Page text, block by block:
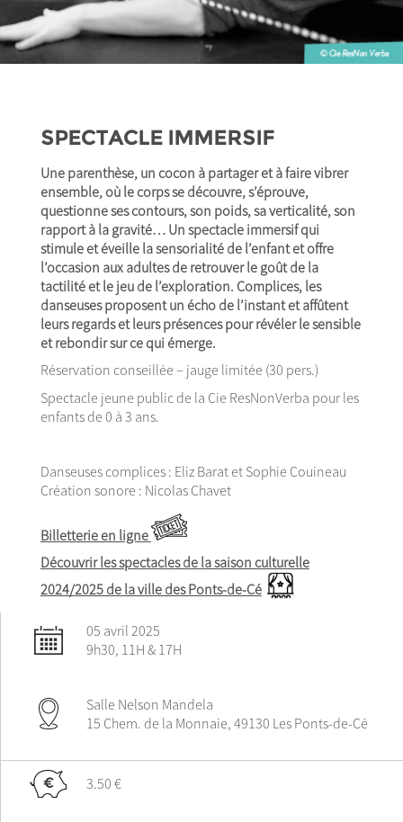
SPECTACLE IMMERSIF
Une parenthèse, un cocon à partager et à faire vibrer
ensemble, où le corps se découvre, s’éprouve,
questionne ses contours, son poids, sa verticalité, son
rapport à la gravité… Un spectacle immersif qui
stimule et éveille la sensorialité de l’enfant et offre
l’occasion aux adultes de retrouver le goût de la
tactilité et le jeu de l’exploration. Complices, les
danseuses proposent un écho de l’instant et affûtent
leurs regards et leurs présences pour révéler le sensible
et rebondir sur ce qui émerge.
Réservation conseillée – jauge limitée (30 pers.)
Spectacle jeune public de la Cie ResNonVerba pour les
enfants de 0 à 3 ans.
Danseuses complices : Eliz Barat et Sophie Couineau
Création sonore : Nicolas Chavet
Billetterie en ligne
Découvrir les spectacles de la saison culturelle
2024/2025 de la ville des Ponts-de-Cé
05 avril 2025
9h30, 11H & 17H
Salle Nelson Mandela
15 Chem. de la Monnaie, 49130 Les Ponts-de-Cé
3.50 €